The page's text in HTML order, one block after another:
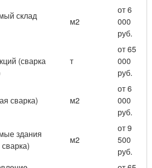
склад
м2
от 6
000
руб.
(сварка
т
от 65
000
руб.
сварка) м2
от 6
000
руб.
здания
м2
от 9
500
руб.